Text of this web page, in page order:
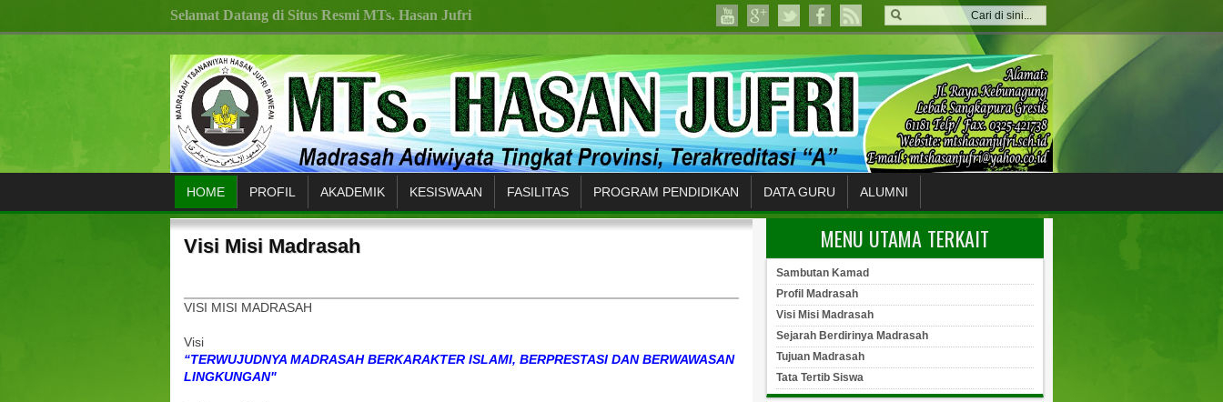
Selamat Datang di Situs Resmi MTs. Hasan Jufri
HOME PROFIL AKADEMIK KESISWAAN FASILITAS PROGRAM PENDIDIKAN DATA GURU ALUMNI
Visi Misi Madrasah
VISI MISI MADRASAH
Visi
“TERWUJUDNYA MADRASAH BERKARAKTER ISLAMI, BERPRESTASI DAN BERWAWASAN
LINGKUNGAN"
MENU UTAMA TERKAIT
Sambutan Kamad
Profil Madrasah
Visi Misi Madrasah
Sejarah Berdirinya Madrasah
Tujuan Madrasah
Tata Tertib Siswa